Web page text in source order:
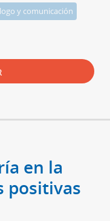
y comunicación
en la
positivas